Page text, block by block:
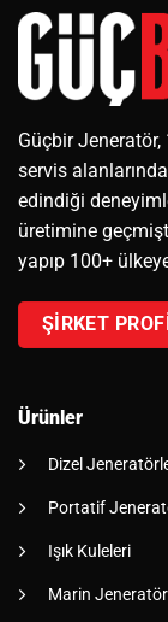
Güçbir Jeneratör,
servis
edindiği
üretimine
yapıp 100+
ŞİRKET
Ürünler
Dizel
Portatif
Işık Kuleleri
Marin